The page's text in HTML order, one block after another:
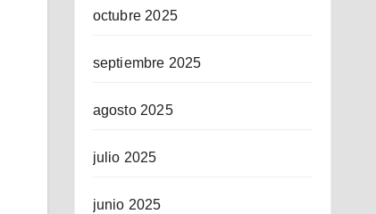
octubre 2025
septiembre 2025
agosto 2025
julio 2025
junio 2025